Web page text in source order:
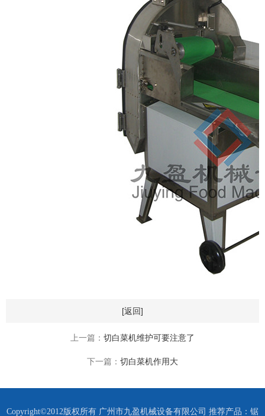
[返回]
上一篇： 切白菜机维护可要注意了
下一篇： 切白菜机作用大
Copyright©2012版权所有 广州市九盈机械设备有限公司 推荐产品： 锯